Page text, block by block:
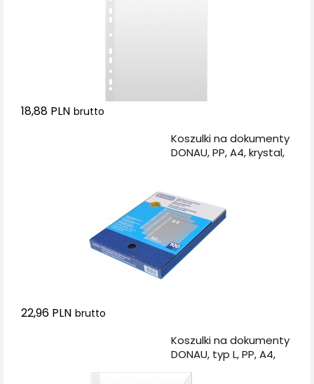
18,88 PLN brutto
Koszulki na dokumenty
DONAU, PP, A4, krystal,
22,96 PLN brutto
Koszulki na dokumenty
DONAU, typ L, PP, A4,